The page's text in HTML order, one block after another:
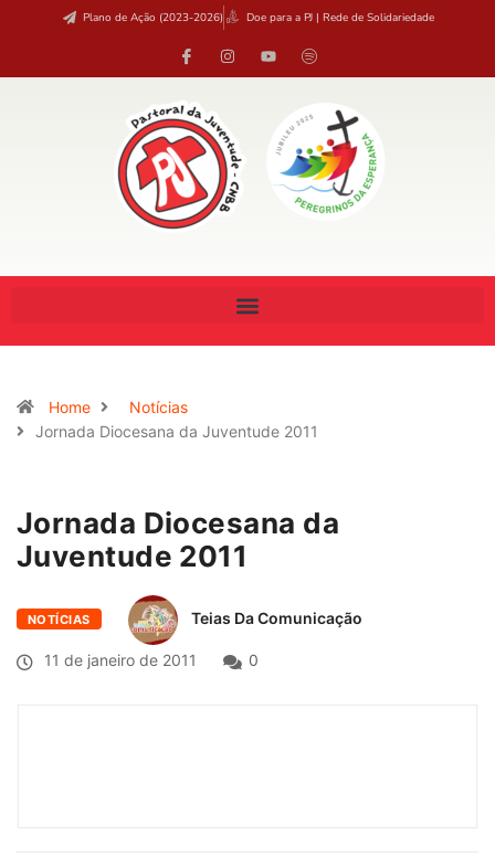
Plano de Ação (2023-2026) Doe para a PJ | Rede de Solidariedade
Home
Notícias
Jornada Diocesana da Juventude 2011
Jornada Diocesana da
Juventude 2011
NOTÍCIAS Teias Da Comunicação
11 de janeiro de 2011 0